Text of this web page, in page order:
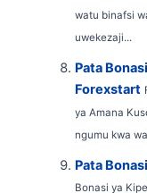
watu binafsi
uwekezaji...
Pata
Forexstart
ya Amana
ngumu kwa
Pata
Bonasi ya